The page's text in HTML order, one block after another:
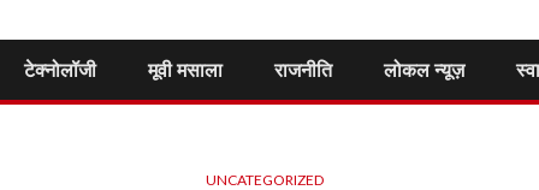
टेक्नोलॉजी मूवी मसाला राजनीति लोकल न्यूज़
UNCATEGORIZED